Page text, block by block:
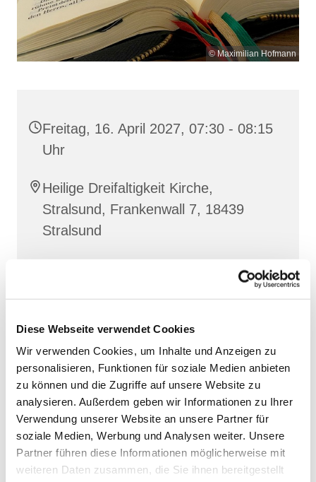
Diese Webseite verwendet Cookies
Wir verwenden Cookies, um Inhalte und Anzeigen zu
personalisieren, Funktionen für soziale Medien anbieten
zu können und die Zugriffe auf unsere Website zu
analysieren. Außerdem geben wir Informationen zu Ihrer
Verwendung unserer Website an unsere Partner für
soziale Medien, Werbung und Analysen weiter. Unsere
Partner führen diese Informationen möglicherweise mit
weiteren Daten zusammen, die Sie ihnen bereitgestellt
© Maximilian Hofmann
Freitag, 16. April 2027, 07:30 - 08:15
Uhr
Heilige Dreifaltigkeit Kirche,
Stralsund, Frankenwall 7, 18439
Stralsund
Lesehore
und die Laudes
. Dazu hören wir das
stiller Meditation.
ZumMitbetenempfehlen wirstundengebet.de
das auch als kostenloseAndroid- undiOS-App
zur Verfügung steht.